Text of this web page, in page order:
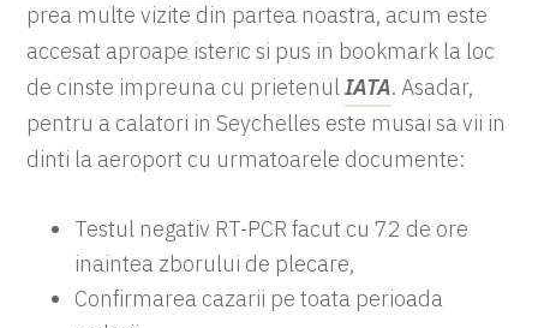
prea multe vizite din partea noastra, acum este
accesat aproape isteric si pus in bookmark la loc
de cinste impreuna cu prietenulIATA. Asadar,
pentru a calatori in Seychelles este musai sa vii in
dinti la aeroport cu urmatoarele documente:
Testul negativ RT-PCR facut cu 72 de ore
inaintea zborului de plecare,
Confirmarea cazarii pe toata perioada